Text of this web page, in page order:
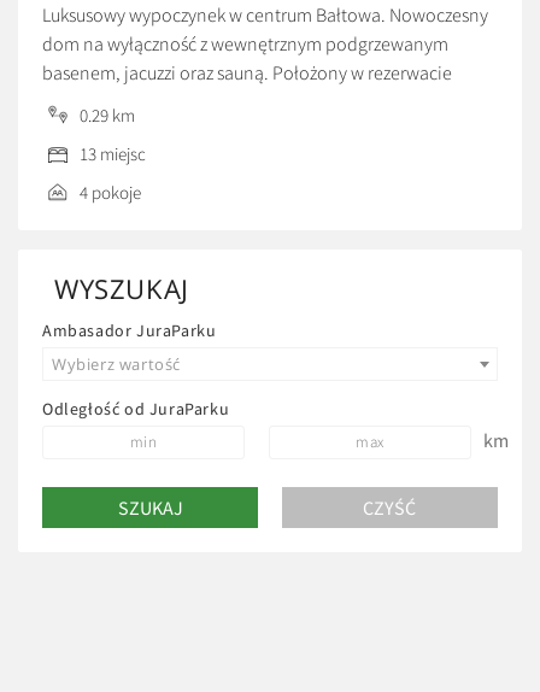
Luksusowy wypoczynek w centrum Bałtowa. Nowoczesny
dom na wyłączność z wewnętrznym podgrzewanym
basenem, jacuzzi oraz sauną. Położony w rezerwacie
Modrzewie, u podnóża skarpy, nowoczesny, ekologiczny,
luksusowy dom o powierzchni 170 m2, z klimatyzacją i
rekuperacją, który komfortowo pomieści 13 osób. Na
parterze znajduje się przeszklony salon z nowoczesnym
0.29 km
13 miejsc
4 pokoje
WYSZUKAJ
Ambasador JuraParku
Wybierz wartość
Odległość od JuraParku
km